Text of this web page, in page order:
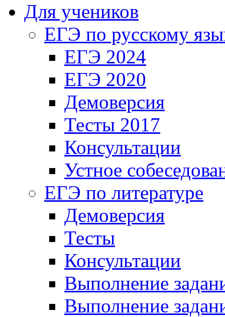
Для учеников
ЕГЭ по русскому
ЕГЭ 2024
ЕГЭ 2020
Демоверсия
Тесты 2017
Консультации
Устное
ЕГЭ по литературе
Демоверсия
Тесты
Консультации
Выполнение
Выполнение